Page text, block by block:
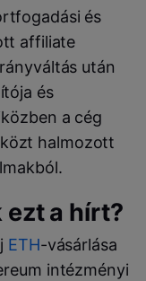
és
affiliate
után
és
a cég
halmozott
a hírt?
ETH-vásárlása
intézményi